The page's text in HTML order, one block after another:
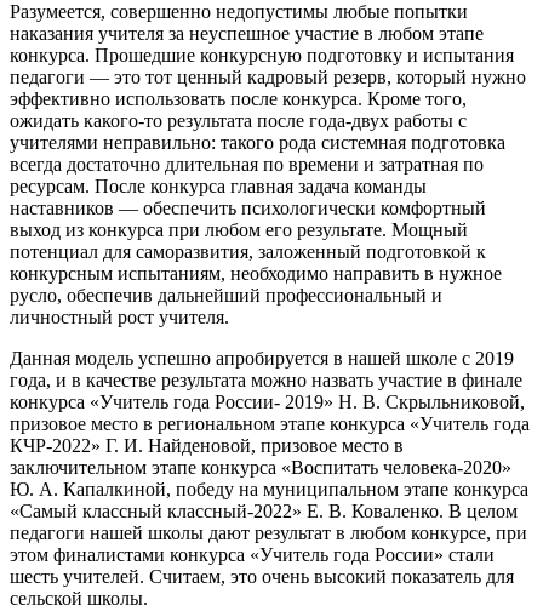
Разумеется, совершенно недопустимы любые попытки
наказания учителя за неуспешное участие в любом этапе
конкурса. Прошедшие конкурсную подготовку и испытания
педагоги — это тот ценный кадровый резерв, который нужно
эффективно использовать после конкурса. Кроме того,
ожидать какого-то результата после года-двух работы с
учителями неправильно: такого рода системная подготовка
всегда достаточно длительная по времени и затратная по
ресурсам. После конкурса главная задача команды
наставников — обеспечить психологически комфортный
выход из конкурса при любом его результате. Мощный
потенциал для саморазвития, заложенный подготовкой к
конкурсным испытаниям, необходимо направить в нужное
русло, обеспечив дальнейший профессиональный и
личностный рост учителя.
Данная модель успешно апробируется в нашей школе с 2019
года, и в качестве результата можно назвать участие в финале
конкурса «Учитель года России- 2019» Н. В. Скрыльниковой,
призовое место в региональном этапе конкурса «Учитель года
КЧР-2022» Г. И. Найденовой, призовое место в
заключительном этапе конкурса «Воспитать человека-2020»
Ю. А. Капалкиной, победу на муниципальном этапе конкурса
«Самый классный классный-2022» Е. В. Коваленко. В целом
педагоги нашей школы дают результат в любом конкурсе, при
этом финалистами конкурса «Учитель года России» стали
шесть учителей. Считаем, это очень высокий показатель для
сельской школы.